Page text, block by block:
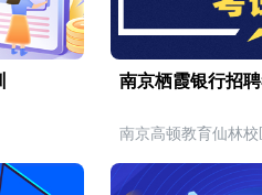
南京栖霞银行招
南京高顿教育仙林校